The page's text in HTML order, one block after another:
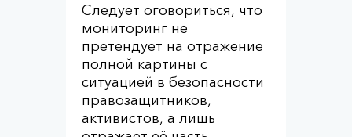
Следует оговориться, что
мониторинг не
претендует на отражение
полной картины с
ситуацией в безопасности
правозащитников,
активистов, а лишь